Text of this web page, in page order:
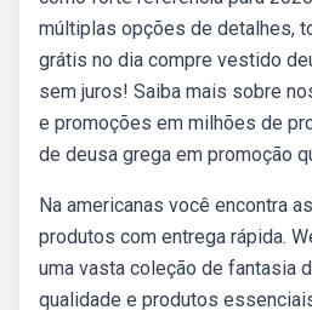
múltiplas opções de detalhes,
grátis no dia compre vestido
sem juros! Saiba mais sobre
e promoções em milhões de
de deusa grega em promoção
Na americanas você encontra
produtos com entrega rápida.
uma vasta coleção de fantasia
qualidade e produtos